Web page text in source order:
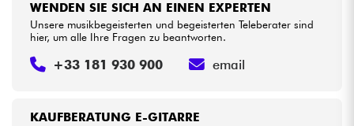
KAUFBERATUNG E-GITARRE
WENDEN SIE SICH AN EINEN EXPERTEN
Unsere musikbegeisterten und begeisterten Teleberater sind
hier, um alle Ihre Fragen zu beantworten.
+33 181 930 900 email